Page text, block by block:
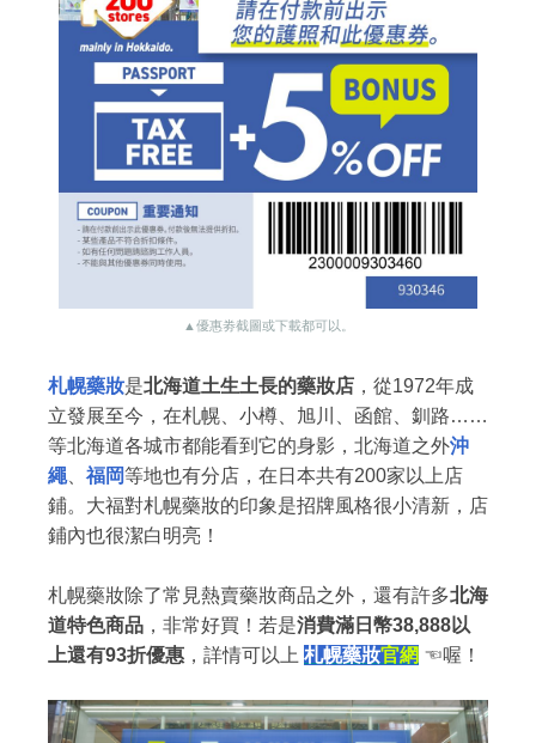
▲優惠劵截圖或下載都可以。
札幌藥妝是北海道土生土長的藥妝店 ，從1972年成
立發展至今，在札幌、小樽、旭川、函館、釧路……
等北海道各城市都能看到它的身影，北海道之外沖
繩、 福岡等地也有分店，在日本共有200家以上店
鋪。大福對札幌藥妝的印象是招牌風格很小清新，店
鋪內也很潔白明亮！
札幌藥妝除了常見熱賣藥妝商品之外，還有許多北海
道特色商品 ，非常好買！若是消費滿日幣38,888以
上還有93折優惠 ，詳情可以上 札幌藥妝官網 ☜喔！